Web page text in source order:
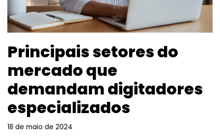
Principais setores do
mercado que
demandam digitadores
especializados
18 de maio de 2024